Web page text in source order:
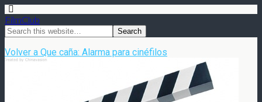
FilmClub
Volver a Que caña: Alarma para cinéfilos